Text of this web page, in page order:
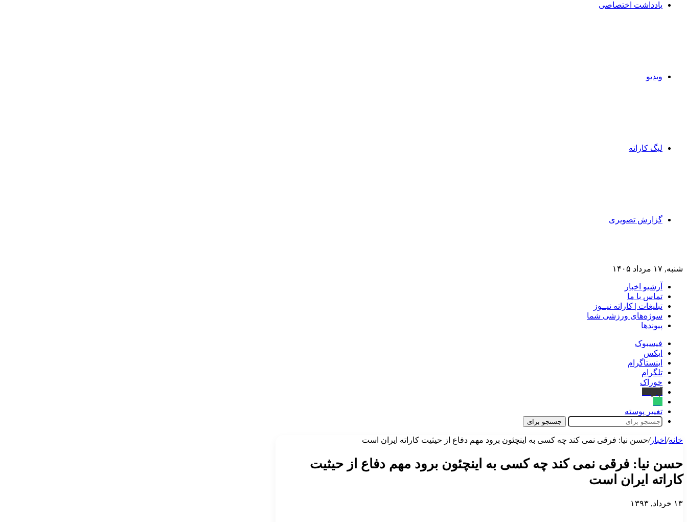
یادداشت اختصاصی
ویدیو
لیگ کاراته
گزارش تصویری
شنبه, ۱۷ مرداد ۱۴۰۵
آرشیو اخبار
تماس‌ با‌ ما
تبلیغات | کاراته نیــوز
سوژه‌های ورزشی شما
پیوندها
فیسبوک
ایکس
اینستاگرام
تلگرام
خوراک
تغییر پوسته
جستجو برای
خانه/ اخبار/حسن نیا: فرقی نمی کند چه کسی به اینچئون برود مهم دفاع از حیثیت کاراته ایران است
حسن نیا: فرقی نمی کند چه کسی به اینچئون برود مهم دفاع از حیثیت
کاراته ایران است
۱۳ خرداد, ۱۳۹۳